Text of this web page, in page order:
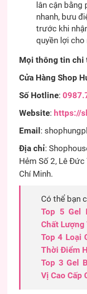
lân cận
nhanh, bưu
trước khi
quyền lợi
Mọi thông tin chi
Cửa Hàng Shop
Số Hotline:
Website: https://
Email :
Địa chỉ:
Hẻm Số 2, Lê Đức
Chí Minh.
Có thể bạn
Top 5 Gel
Chất Lượng
Top 4 Loại
Thời Điểm
Top 3 Gel
Vị Cao Cấp